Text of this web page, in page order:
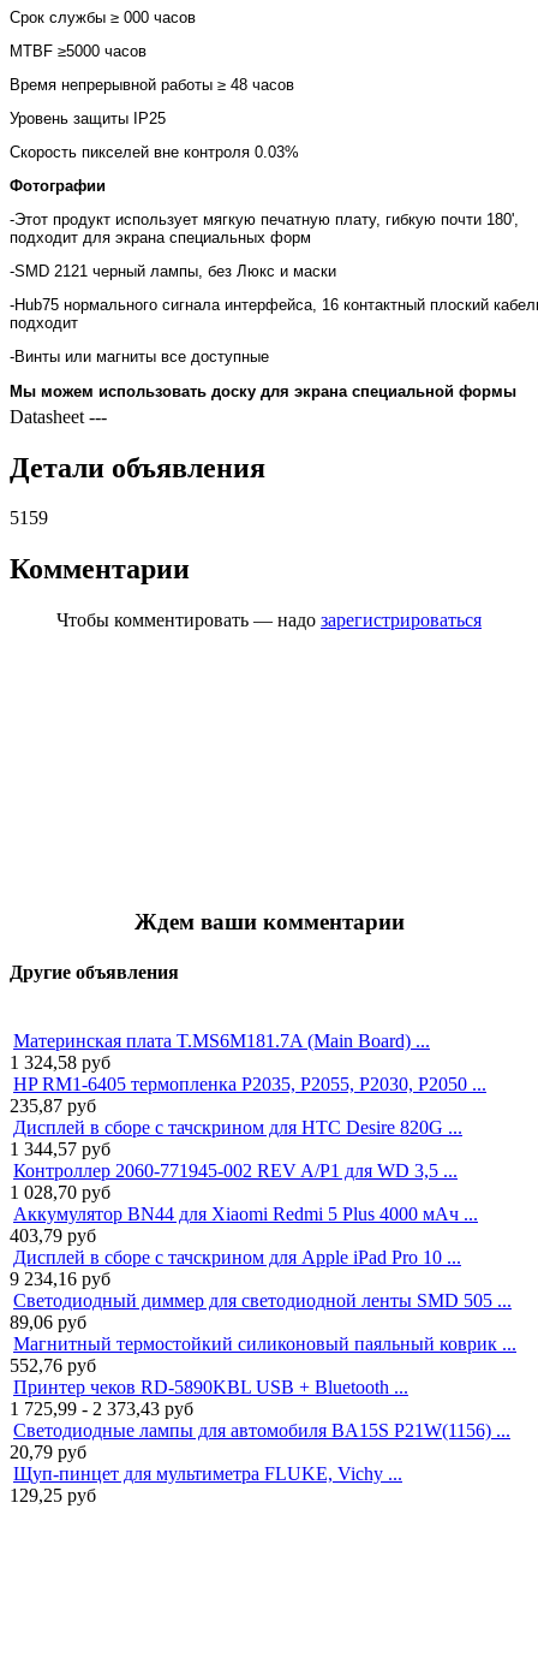
Срок службы ≥ 000 часов
MTBF ≥5000 часов
Время непрерывной работы ≥ 48 часов
Уровень защиты IP25
Скорость пикселей вне контроля 0.03%
Фотографии
-Этот продукт использует мягкую печатную плату, гибкую почти 180',
подходит для экрана специальных форм
-SMD 2121 черный лампы, без Люкс и маски
-Hub75 нормального сигнала интерфейса, 16 контактный плоский
подходит
-Винты или магниты все доступные
Мы можем использовать доску для экрана специальной формы
Datasheet ---
Детали объявления
5159
Комментарии
Чтобы комментировать — надо зарегистрироваться
Ждем ваши комментарии
Другие объявления
Материнская плата T.MS6M181.7A (Main Board) ...
1 324,58 руб
HP RM1-6405 термопленка P2035, P2055, P2030, P2050 ...
235,87 руб
Дисплей в сборе с тачскрином для HTC Desire 820G ...
1 344,57 руб
Контроллер 2060-771945-002 REV A/P1 для WD 3,5 ...
1 028,70 руб
Аккумулятор BN44 для Xiaomi Redmi 5 Plus 4000 мАч ...
403,79 руб
Дисплей в сборе с тачскрином для Apple iPad Pro 10 ...
9 234,16 руб
Светодиодный диммер для светодиодной ленты SMD 505 ...
89,06 руб
Магнитный термостойкий силиконовый паяльный коврик ...
552,76 руб
Принтер чеков RD-5890KBL USB + Bluetooth ...
1 725,99 - 2 373,43 руб
Светодиодные лампы для автомобиля BA15S P21W(1156) ...
20,79 руб
Щуп-пинцет для мультиметра FLUKE, Vichy ...
129,25 руб